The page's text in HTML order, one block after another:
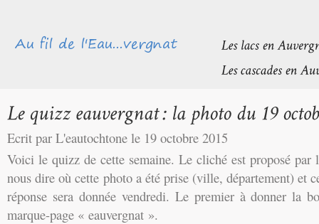
Ecrit par L'eautochtone le 19 octobre 2015
Voici le quizz de cette semaine. Le cliché est proposé par
nous dire où cette photo a été prise (ville, département) et
réponse sera donnée vendredi. Le premier à donner la
marque-page « eauvergnat ».